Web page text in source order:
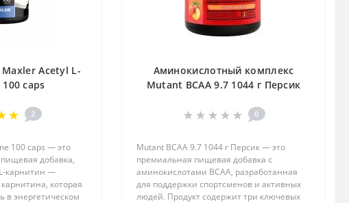
Acetyl L-
caps
2
100 caps — это
добавка,
карнитин —
которая
в энергетическом
Аминокислотный комплекс
Mutant BCAA 9.7 1044 г Персик
0
Mutant BCAA 9.7 1044 г Персик — это
премиальная пищевая добавка с
аминокислотами BCAA, разработанная
для поддержки спортсменов и активных
людей. Продукт содержит три ключевых